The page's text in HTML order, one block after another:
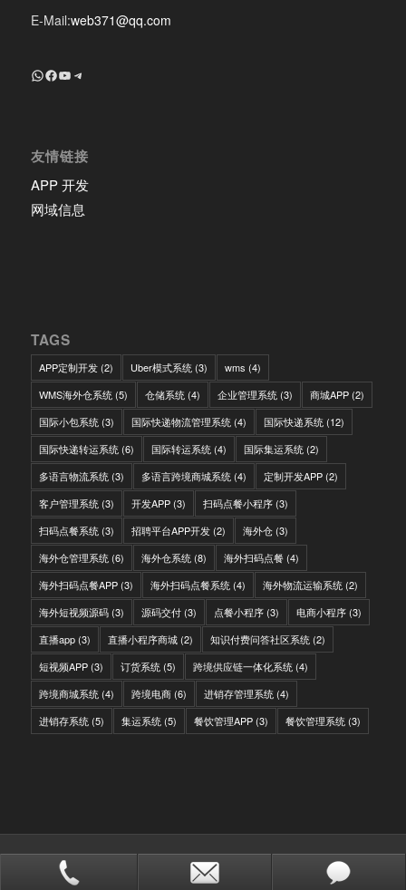
E-Mail:web371@qq.com
+8618639018603
Facebook
YouTube
Telegram
友情链接
APP 开发
网域信息
TAGS
APP定制开发(2) Uber模式系统(3) wms (4)
WMS海外仓系统(5) 仓储系统(4) 企业管理系统(3) 商城APP(2)
国际小包系统(3) 国际快递物流管理系统(4) 国际快递系统(12)
国际快递转运系统(6) 国际转运系统(4) 国际集运系统(2)
多语言物流系统(3) 多语言跨境商城系统(4) 定制开发APP(2)
客户管理系统(3) 开发APP(3) 扫码点餐小程序(3)
扫码点餐系统(3) 招聘平台APP开发(2) 海外仓(3)
海外仓管理系统(6) 海外仓系统(8) 海外扫码点餐(4)
海外扫码点餐APP(3) 海外扫码点餐系统(4) 海外物流运输系统(2)
海外短视频源码(3) 源码交付(3) 点餐小程序(3) 电商小程序(3)
直播app(3) 直播小程序商城(2) 知识付费问答社区系统(2)
短视频APP(3) 订货系统(5) 跨境供应链一体化系统(4)
跨境商城系统(4) 跨境电商(6) 进销存管理系统(4)
进销存系统(5) 集运系统(5) 餐饮管理APP(3) 餐饮管理系统(3)
© Copyright - IITC网域信息-软件开发，国际快递转运系统，WMS海外仓系
统，会员系统，分销系统